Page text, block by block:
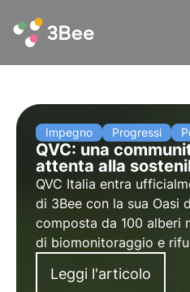
Impegno Progressi
QVC: una
attenta alla
QVC Italia entra
di 3Bee con la sua Oasi
composta da 100 alberi
di biomonitoraggio e
L'intervista a Barbara
Manager capo gruppo
Leggi l'articolo